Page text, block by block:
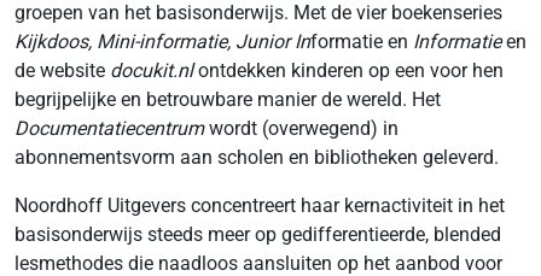
groepen van het basisonderwijs. Met de vier boekenseries
Kijkdoos, Mini-informatie, Junior Informatie en Informatieen
de website docukit.nlontdekken kinderen op een voor hen
begrijpelijke en betrouwbare manier de wereld. Het
Documentatiecentrumwordt (overwegend) in
abonnementsvorm aan scholen en bibliotheken geleverd.
Noordhoff Uitgevers concentreert haar kernactiviteit in het
basisonderwijs steeds meer op gedifferentieerde, blended
lesmethodes die naadloos aansluiten op het aanbod voor